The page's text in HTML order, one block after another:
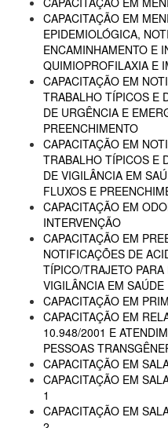
CAPACITAÇÃO EM
EPIDEMIOLÓGICA,
ENCAMINHAMENTO E
QUIMIOPROFILAXIA E
CAPACITAÇÃO EM
TRABALHO TÍPICOS E
DE URGÊNCIA E
PREENCHIMENTO
CAPACITAÇÃO EM
TRABALHO TÍPICOS E
DE VIGILÂNCIA EM
FLUXOS E
CAPACITAÇÃO EM
INTERVENÇÃO
CAPACITAÇÃO EM
NOTIFICAÇÕES DE
TÍPICO/TRAJETO
VIGILÂNCIA EM SAÚDE
CAPACITAÇÃO EM
CAPACITAÇÃO EM
10.948/2001 E
PESSOAS
CAPACITAÇÃO EM
CAPACITAÇÃO EM
1
CAPACITAÇÃO EM